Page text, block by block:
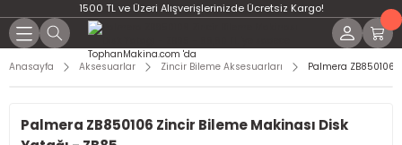
1500 TL ve Üzeri Alışverişlerinizde Ücretsiz Kargo!
Anasayfa Aksesuarlar Zincir Bileme Aksesuarları Palmera ZB850106
Palmera ZB850106 Zincir Bileme Makinası Disk